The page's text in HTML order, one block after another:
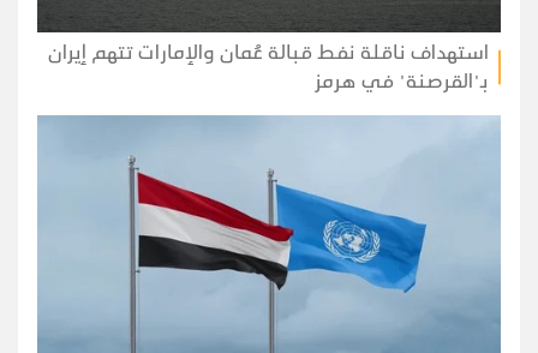
استهداف ناقلة نفط قبالة عُمان والإمارات تتهم إيران
بـ"القرصنة" في هرمز